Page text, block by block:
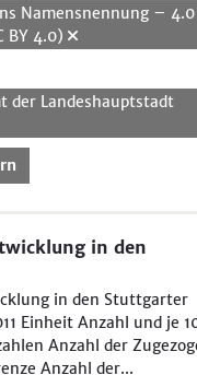
Namensnennung – 4.0
BY 4.0)
der Landeshauptstadt
in den
in den Stuttgarter
Einheit Anzahl und je
Anzahl der
Anzahl der...